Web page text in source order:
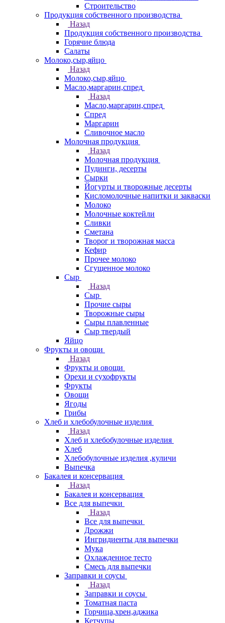
Строительство
Продукция собственного производства
Назад
Продукция собственного производства
Горячие блюда
Салаты
Молоко,сыр,яйцо
Назад
Молоко,сыр,яйцо
Масло,маргарин,спред
Назад
Масло,маргарин,спред
Спред
Маргарин
Сливочное масло
Молочная продукция
Назад
Молочная продукция
Пудинги, десерты
Сырки
Йогурты и творожные десерты
Кисломолочные напитки и закваски
Молоко
Молочные коктейли
Сливки
Сметана
Творог и творожная масса
Кефир
Прочее молоко
Сгущенное молоко
Сыр
Назад
Сыр
Прочие сыры
Творожные сыры
Сыры плавленные
Сыр твердый
Яйцо
Фрукты и овощи
Назад
Фрукты и овощи
Орехи и сухофрукты
Фрукты
Овощи
Ягоды
Грибы
Хлеб и хлебобулочные изделия
Назад
Хлеб и хлебобулочные изделия
Хлеб
Хлебобулочные изделия ,куличи
Выпечка
Бакалея и консервация
Назад
Бакалея и консервация
Все для выпечки
Назад
Все для выпечки
Дрожжи
Ингридиенты для выпечки
Мука
Охлажденное тесто
Смесь для выпечки
Заправки и соусы
Назад
Заправки и соусы
Томатная паста
Горчица,хрен,аджика
Кетчупы